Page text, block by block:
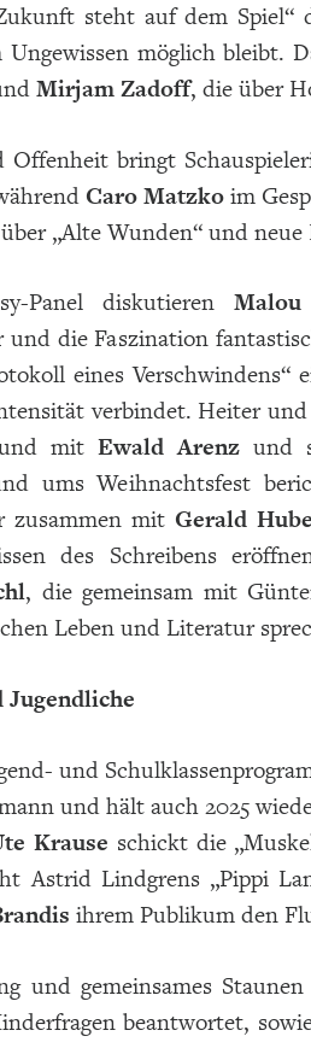
steht auf dem
möglich bleibt.
Mirjam Zadoff, die über
bringt
Caro Matzko im
„Alte Wunden“ und
Panel diskutieren
und die Faszination
eines
verbindet. Heiter
und mitEwald Arenzund
ums Weihnachtsfest
zusammen mit Gerald
des Schreibens
, die gemeinsam mit
Leben und Literatur
und
und hält auch 2025
Krause schickt die
Astrid Lindgrens „Pippi
ihrem Publikum den
und gemeinsames Staunen
beantwortet,